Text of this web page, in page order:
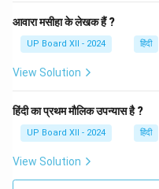
आवारा मसीहा के लेखक हैं ?
UP Board XII - 2024 हिंदी
View Solution
हिंदी का प्रथम मौलिक उपन्यास है ?
UP Board XII - 2024 हिंदी
View Solution